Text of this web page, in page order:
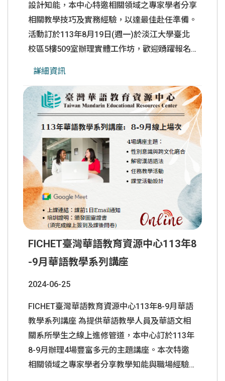
設計知能，本中心特邀相關領域之專家學者分享
相關教學技巧及實務經驗，以達最佳赴任準備。
活動訂於113年8月19日(週一)於淡江大學臺北
校區5樓509室辦理實體工作坊，歡迎踴躍報名
校區5樓509室(106台北市大安區金華街199巷5
號) 4.參加對象：鑒於實體名額有限，本次將優
先錄取及提供113年獲教育部補助赴外任教華語
教學人員，......
詳細資訊
FICHET臺灣華語教育資源中心113年8
-9月華語教學系列講座
2024-06-25
FICHET臺灣華語教育資源中心113年8-9月華語
教學系列講座 為提供華語教學人員及華語文相
關系所學生之線上進修管道，本中心訂於113年
8-9月辦理4場豐富多元的主題講座。本次特邀
相關領域之專家學者分享教學知能與職場經驗，